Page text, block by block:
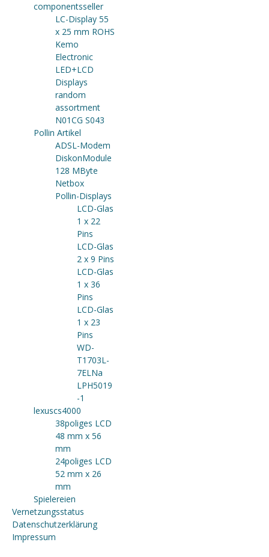
componentsseller
LC-Display 55
x 25 mm ROHS
Kemo
Electronic
LED+LCD
Displays
random
assortment
N01CG S043
Pollin Artikel
ADSL-Modem
DiskonModule
128 MByte
Netbox
Pollin-Displays
LCD-Glas
1 x 22
Pins
LCD-Glas
2 x 9 Pins
LCD-Glas
1 x 36
Pins
LCD-Glas
1 x 23
Pins
WD-
T1703L-
7ELNa
LPH5019
-1
lexuscs4000
38poliges LCD
48 mm x 56
mm
24poliges LCD
52 mm x 26
mm
Spielereien
Vernetzungsstatus
Datenschutzerklärung
Impressum